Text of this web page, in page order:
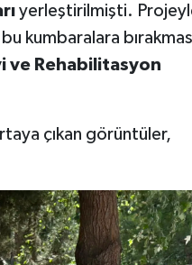
yerleştirilmişti.
kumbaralara
ve Rehabilitasyon
çıkan görüntüler,